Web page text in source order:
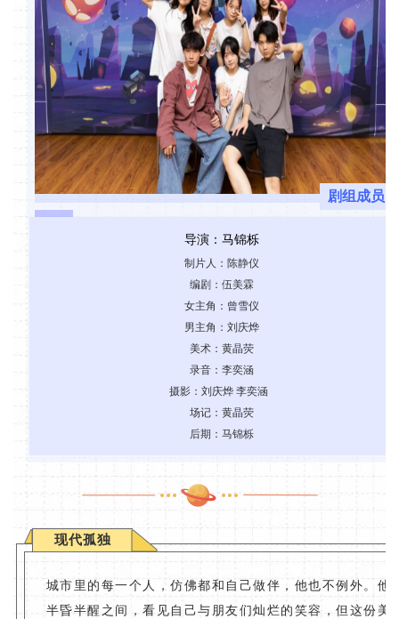
剧组成员
导演：马锦栎
制片人：陈静仪
编剧：伍美霖
女主角：曾雪仪
男主角：刘庆烨
美术：黄晶荧
录音：李奕涵
摄影：刘庆烨 李奕涵
场记：黄晶荧
后期：马锦栎
现代孤独
城市里的每一个人，仿佛都和自己做伴，他也不例外。他
半昏半醒之间，看见自己与朋友们灿烂的笑容，但这份美